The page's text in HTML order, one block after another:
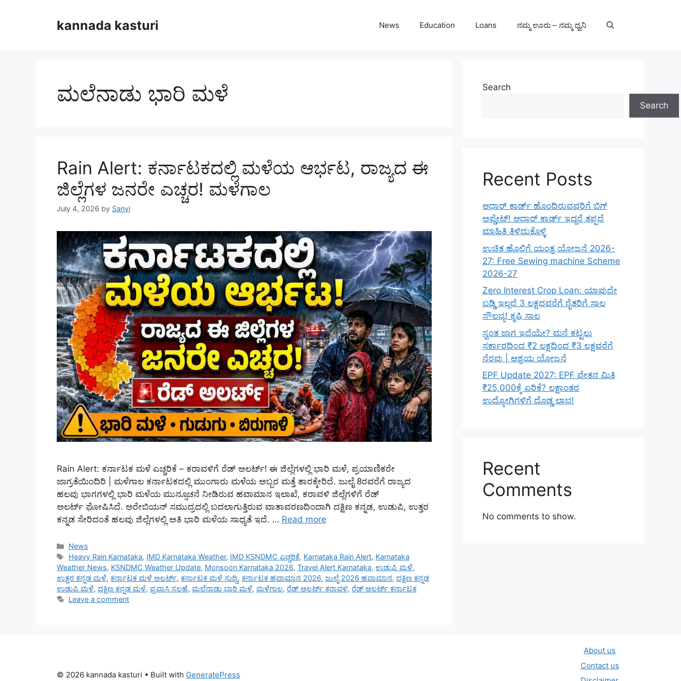
kannada kasturi News Education Loans ನಮ್ಮ ಊರು – ನಮ್ಮ ಧ್ವನಿ
ಮಲೆನಾಡು ಭಾರಿ ಮಳೆ
Rain Alert: ಕರ್ನಾಟಕದಲ್ಲಿ ಮಳೆಯ ಆರ್ಭಟ, ರಾಜ್ಯದ ಈ
ಜಿಲ್ಲೆಗಳ ಜನರೇ ಎಚ್ಚರ! ಮಳೆಗಾಲ
July 4, 2026 by Sanvi
Rain Alert: ಕರ್ನಾಟಕ ಮಳೆ ಎಚ್ಚರಿಕೆ – ಕರಾವಳಿಗೆ ರೆಡ್ ಅಲರ್ಟ್! ಈ ಜಿಲ್ಲೆಗಳಲ್ಲಿ ಭಾರಿ ಮಳೆ, ಪ್ರಯಾಣಿಕರೇ
ಜಾಗ್ರತೆಯಿಂದಿರಿ | ಮಳೆಗಾಲ ಕರ್ನಾಟಕದಲ್ಲಿ ಮುಂಗಾರು ಮಳೆಯ ಅಬ್ಬರ ಮತ್ತೆ ತಾರಕ್ಕೇರಿದೆ. ಜುಲೈ 8ರವರೆಗೆ ರಾಜ್ಯದ
ಹಲವು ಭಾಗಗಳಲ್ಲಿ ಭಾರಿ ಮಳೆಯ ಮುನ್ಸೂಚನೆ ನೀಡಿರುವ ಹವಾಮಾನ ಇಲಾಖೆ, ಕರಾವಳಿ ಜಿಲ್ಲೆಗಳಿಗೆ ರೆಡ್
ಅಲರ್ಟ್ ಘೋಷಿಸಿದೆ. ಅರೇಬಿಯನ್ ಸಮುದ್ರದಲ್ಲಿ ಬದಲಾಗುತ್ತಿರುವ ವಾತಾವರಣದಿಂದಾಗಿ ದಕ್ಷಿಣ ಕನ್ನಡ, ಉಡುಪಿ, ಉತ್ತರ
ಕನ್ನಡ ಸೇರಿದಂತೆ ಹಲವು ಜಿಲ್ಲೆಗಳಲ್ಲಿ ಅತಿ ಭಾರಿ ಮಳೆಯ ಸಾಧ್ಯತೆ ಇದೆ. … Read more
Categories
News
Tags
Heavy Rain Karnataka, IMD Karnataka Weather, IMD KSNDMC ಎಚ್ಚರಿಕೆ, Karnataka Rain Alert, Karnataka
Weather News, KSNDMC Weather Update, Monsoon Karnataka 2026, Travel Alert Karnataka, ಉಡುಪಿ ಮಳೆ,
ಉತ್ತರ ಕನ್ನಡ ಮಳೆ, ಕರ್ನಾಟಕ ಮಳೆ ಅಲರ್ಟ್, ಕರ್ನಾಟಕ ಮಳೆ ಸುದ್ದಿ, ಕರ್ನಾಟಕ ಹವಾಮಾನ 2026, ಜುಲೈ 2026 ಹವಾಮಾನ, ದಕ್ಷಿಣ ಕನ್ನಡ
ಉಡುಪಿ ಮಳೆ, ದಕ್ಷಿಣ ಕನ್ನಡ ಮಳೆ, ಪ್ರವಾಸಿ ಸಲಹೆ, ಮಲೆನಾಡು ಭಾರಿ ಮಳೆ, ಮಳೆಗಾಲ, ರೆಡ್ ಅಲರ್ಟ್ ಕರಾವಳಿ, ರೆಡ್ ಅಲರ್ಟ್ ಕರ್ನಾಟಕ
Leave a comment
Search
Search
Recent Posts
ಆಧಾರ್ ಕಾರ್ಡ್ ಹೊಂದಿರುವವರಿಗೆ ಬಿಗ್
ಅಪ್ಡೇಟ್! ಆಧಾರ್ ಕಾರ್ಡ್ ಇದ್ದರೆ ತಪ್ಪದೆ
ಮಾಹಿತಿ ತಿಳಿದುಕೊಳ್ಳಿ
ಉಚಿತ ಹೊಲಿಗೆ ಯಂತ್ರ ಯೋಜನೆ 2026-
27: Free Sewing machine Scheme
2026-27
Zero Interest Crop Loan: ಯಾವುದೇ
ಬಡ್ಡಿ ಇಲ್ಲದೆ 3 ಲಕ್ಷದವರೆಗೆ ರೈತರಿಗೆ ಸಾಲ
ಸೌಲಭ್ಯ! ಕೃಷಿ ಸಾಲ
ಸ್ವಂತ ಜಾಗ ಇದೆಯೇ? ಮನೆ ಕಟ್ಟಲು
ಸರ್ಕಾರದಿಂದ ₹2 ಲಕ್ಷದಿಂದ ₹3 ಲಕ್ಷವರೆಗೆ
ನೆರವು | ಆಶ್ರಯ ಯೋಜನೆ
EPF Update 2027: EPF ವೇತನ ಮಿತಿ
₹25,000ಕ್ಕೆ ಏರಿಕೆ? ಲಕ್ಷಾಂತರ
ಉದ್ಯೋಗಿಗಳಿಗೆ ದೊಡ್ಡ ಲಾಭ!
Recent
Comments
No comments to show.
About us
Contact us
© 2026 kannada kasturi • Built with GeneratePress